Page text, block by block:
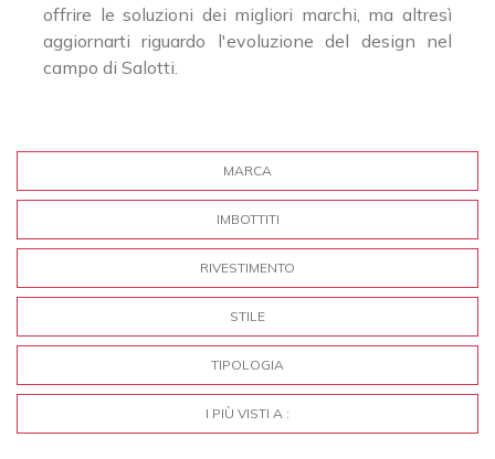
offrire le soluzioni dei migliori marchi, ma altresì
aggiornarti riguardo l'evoluzione del design nel
campo di Salotti.
MARCA
IMBOTTITI
RIVESTIMENTO
STILE
TIPOLOGIA
I PIÙ VISTI A :